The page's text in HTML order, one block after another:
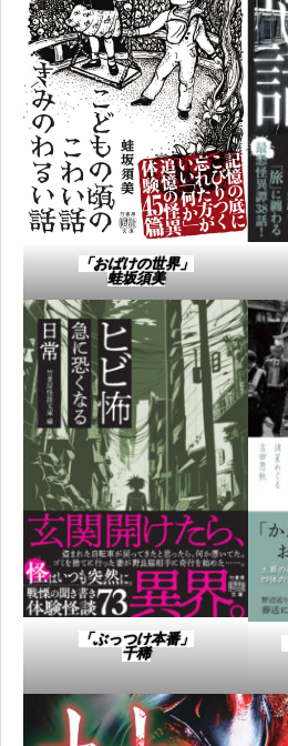
「おばけの世界」
蛙坂須美
「ぶっつけ本番」​
千稀​